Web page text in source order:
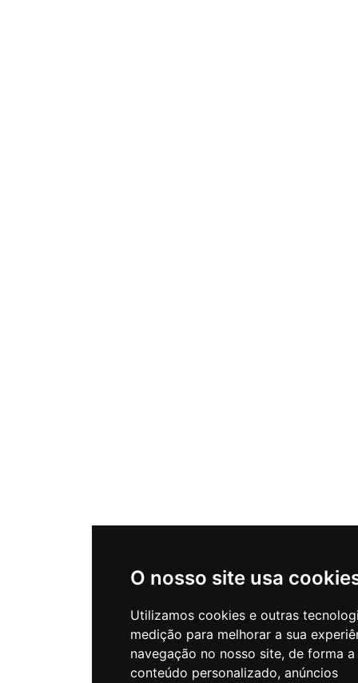
O nosso site usa
Utilizamos cookies e outras
medição para melhorar a sua
navegação no nosso site, de forma
conteúdo personalizado, anúncios